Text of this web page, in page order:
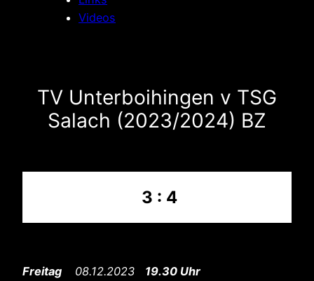
Videos
TV Unterboihingen v TSG
Salach (2023/2024) BZ
3 : 4
Freitag 08.12.2023 19.30 Uhr